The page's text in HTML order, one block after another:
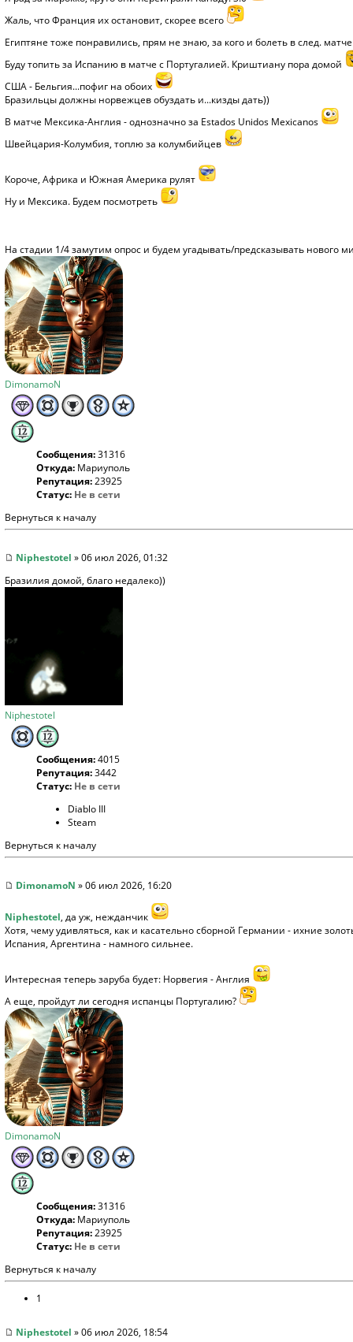
Жаль, что Франция их остановит, скорее всего
Египтяне тоже понравились, прям не знаю, за кого и болеть в след.
Буду топить за Испанию в матче с Португалией. Криштиану пора домой
США - Бельгия...пофиг на обоих
Бразильцы должны норвежцев обуздать и...кизды дать))
В матче Мексика-Англия - однозначно за Estados Unidos Mexicanos
Швейцария-Колумбия, топлю за колумбийцев
Короче, Африка и Южная Америка рулят
Ну и Мексика. Будем посмотреть
На стадии 1/4 замутим опрос и будем угадывать/предсказывать нового
DimonamoN
Сообщения:31316
Откуда: Мариуполь
Репутация:23925
Статус: Не в сети
Вернуться к началу
Niphestotel » 06 июл 2026, 01:32
Бразилия домой, благо недалеко))
Niphestotel
Сообщения:4015
Репутация:3442
Статус: Не в сети
Diablo III
Steam
Вернуться к началу
DimonamoN » 06 июл 2026, 16:20
Niphestotel, да уж, нежданчик
Хотя, чему удивляться, как и касательно сборной Германии - ихние
Испания, Аргентина - намного сильнее.
Интересная теперь заруба будет: Норвегия - Англия
А еще, пройдут ли сегодня испанцы Португалию?
DimonamoN
Сообщения:31316
Откуда: Мариуполь
Репутация:23925
Статус: Не в сети
Вернуться к началу
1
Niphestotel » 06 июл 2026, 18:54